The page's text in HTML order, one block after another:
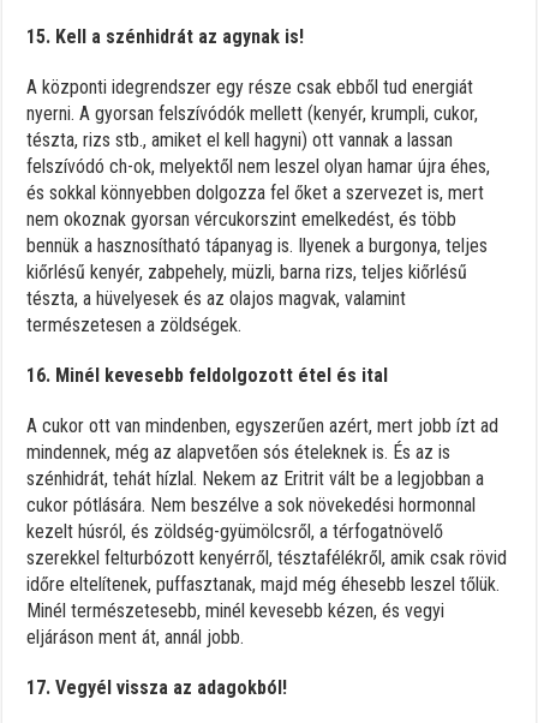
15. Kell a szénhidrát az agynak is!
A központi idegrendszer egy része csak ebből tud energiát
nyerni. A gyorsan felszívódók mellett (kenyér, krumpli, cukor,
tészta, rizs stb., amiket el kell hagyni) ott vannak a lassan
felszívódó ch-ok, melyektől nem leszel olyan hamar újra éhes,
és sokkal könnyebben dolgozza fel őket a szervezet is, mert
nem okoznak gyorsan vércukorszint emelkedést, és több
bennük a hasznosítható tápanyag is. Ilyenek a burgonya, teljes
kiőrlésű kenyér, zabpehely, müzli, barna rizs, teljes kiőrlésű
tészta, a hüvelyesek és az olajos magvak, valamint
természetesen a zöldségek.
16. Minél kevesebb feldolgozott étel és ital
A cukor ott van mindenben, egyszerűen azért, mert jobb ízt ad
mindennek, még az alapvetően sós ételeknek is. És az is
szénhidrát, tehát hízlal. Nekem az Eritrit vált be a legjobban a
cukor pótlására. Nem beszélve a sok növekedési hormonnal
kezelt húsról, és zöldség-gyümölcsről, a térfogatnövelő
szerekkel felturbózott kenyérről, tésztafélékről, amik csak rövid
időre eltelítenek, puffasztanak, majd még éhesebb leszel tőlük.
Minél természetesebb, minél kevesebb kézen, és vegyi
eljáráson ment át, annál jobb.
17. Vegyél vissza az adagokból!